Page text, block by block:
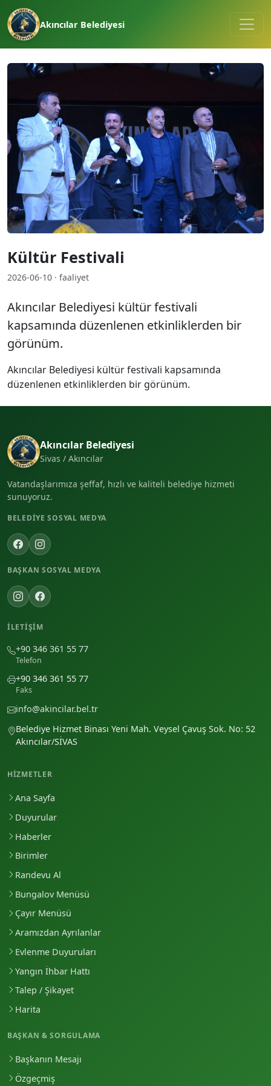
Akıncılar Belediyesi
Kültür Festivali
2026-06-10 · faaliyet
Akıncılar Belediyesi kültür festivali
kapsamında düzenlenen etkinliklerden bir
görünüm.
Akıncılar Belediyesi kültür festivali kapsamında
düzenlenen etkinliklerden bir görünüm.
Akıncılar Belediyesi
Sivas / Akıncılar
Vatandaşlarımıza şeffaf, hızlı ve kaliteli belediye hizmeti
sunuyoruz.
BELEDIYE SOSYAL MEDYA
BAŞKAN SOSYAL MEDYA
İLETIŞIM
+90 346 361 55 77
Telefon
+90 346 361 55 77
Faks
info@akincilar.bel.tr
Belediye Hizmet Binası Yeni Mah. Veysel Çavuş Sok. No: 52
Akıncılar/SİVAS
HIZMETLER
Ana Sayfa
Duyurular
Haberler
Birimler
Randevu Al
Bungalov Menüsü
Çayır Menüsü
Aramızdan Ayrılanlar
Evlenme Duyuruları
Yangın İhbar Hattı
Talep / Şikayet
Harita
BAŞKAN & SORGULAMA
Başkanın Mesajı
Özgeçmiş